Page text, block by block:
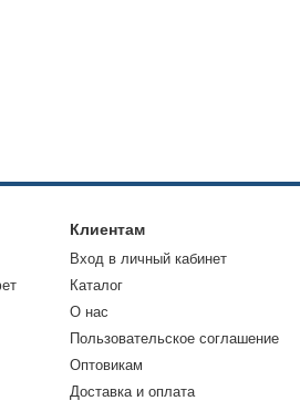
Клиентам
Вход в личный кабинет
Каталог
О нас
Пользовательское соглашение
Оптовикам
Доставка и оплата